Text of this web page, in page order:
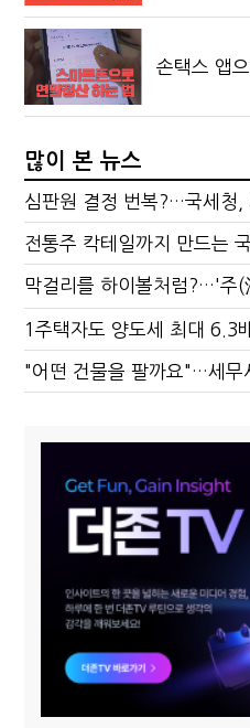
손택스 앱
많이 본 뉴스
전통주 칵테일까지 만드는